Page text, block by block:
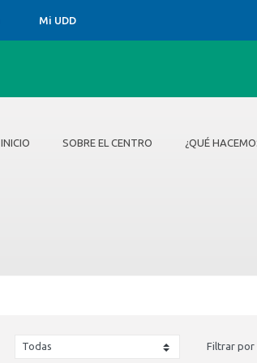
Mi UDD
INICIO SOBRE EL CENTRO ¿QUÉ
Filtrar por